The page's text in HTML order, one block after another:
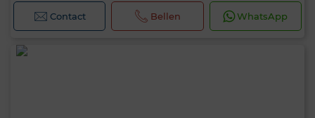
Contact Bellen WhatsApp